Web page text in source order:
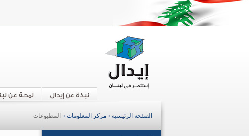
لمحة عن نبذة عن إيدال
الصفحة الرئيسية › مركز المعلومات › المطبوعات